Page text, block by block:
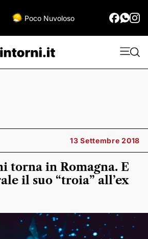
Poco Nuvoloso
13 Settembre 2018
torna in Romagna. E
il suo “troia” all’ex